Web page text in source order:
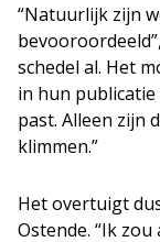
“Natuurlijk zijn
schedel al. Het
in hun
past. Alleen zijn
klimmen.”
Het overtuigt
Ostende. “Ik